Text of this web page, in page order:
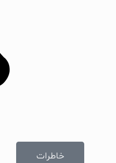
خاطرات